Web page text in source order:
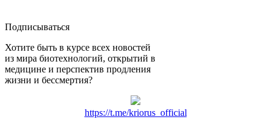
Подписываться
Хотите быть в курсе всех новостей
из мира биотехнологий, открытий в
медицине и перспектив продления
жизни и бессмертия?
https://t.me/kriorus_official